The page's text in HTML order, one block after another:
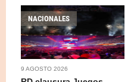
NACIONALES
9 AGOSTO 2026